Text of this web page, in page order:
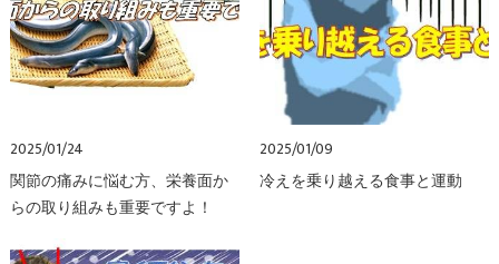
2025/01/24
関節の痛みに悩む方、栄養面か
らの取り組みも重要ですよ！
2025/01/09
冷えを乗り越える食事と運動